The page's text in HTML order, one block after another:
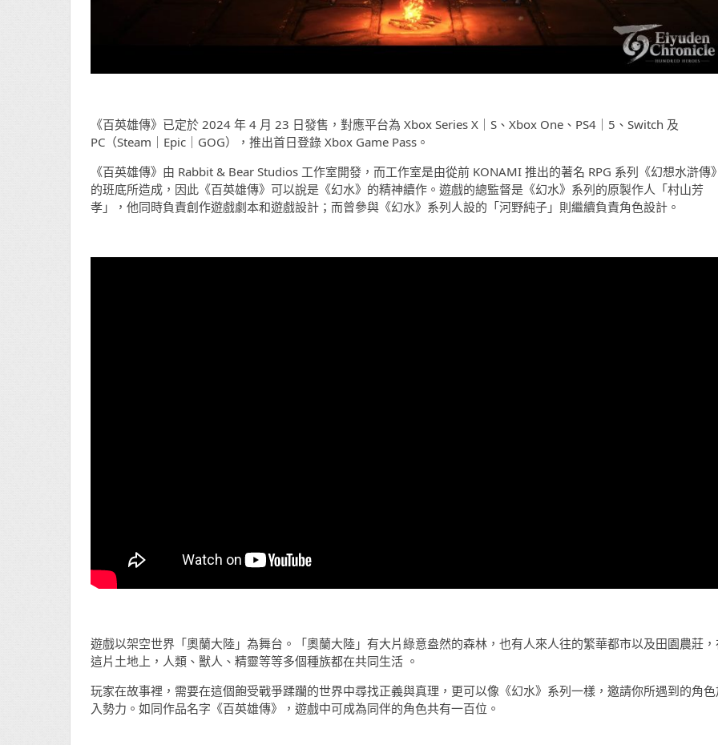
《百英雄傳》已定於 2024 年 4 月 23 日發售，對應平台為 Xbox Series X｜S、Xbox One、PS4｜5、Switch 及
PC（Steam｜Epic｜GOG），推出首日登錄 Xbox Game Pass。
《百英雄傳》由 Rabbit & Bear Studios 工作室開發，而工作室是由從前 KONAMI 推出的著名 RPG 系列《幻想水滸傳
的班底所造成，因此《百英雄傳》可以說是《幻水》的精神續作。遊戲的總監督是《幻水》系列的原製作人「村山芳
孝」，他同時負責創作遊戲劇本和遊戲設計；而曾參與《幻水》系列人設的「河野純子」則繼續負責角色設計。
遊戲以架空世界「奧蘭大陸」為舞台。「奧蘭大陸」有大片綠意盎然的森林，也有人來人往的繁華都市以及田園農莊
這片土地上，人類、獸人、精靈等等多個種族都在共同生活 。
玩家在故事裡，需要在這個飽受戰爭蹂躪的世界中尋找正義與真理，更可以像《幻水》系列一樣，邀請你所遇到的角
入勢力。如同作品名字《百英雄傳》，遊戲中可成為同伴的角色共有一百位。